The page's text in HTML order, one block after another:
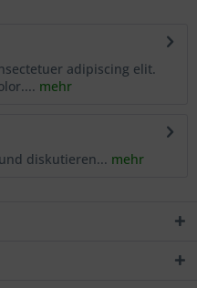
adipiscing elit.
mehr
diskutieren... mehr